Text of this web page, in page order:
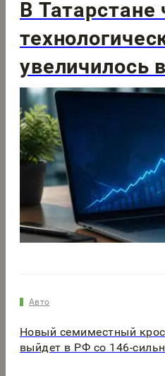
В
увеличилось
Авто
Новый семиместный
выйдет в РФ со 146-